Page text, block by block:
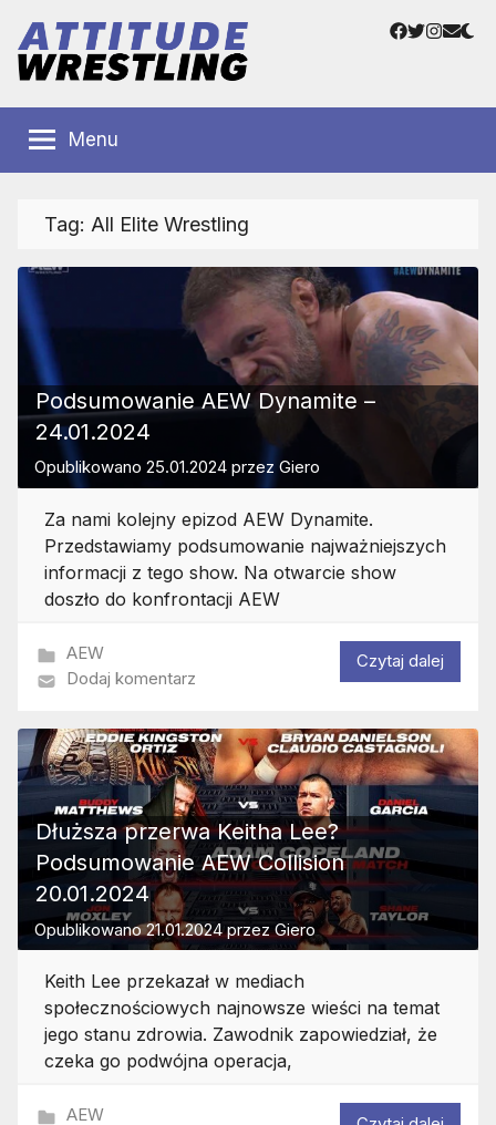
treści
Wrestling
Polska
Wrestlingu
Facebook
Twitter
Menu
Tag: All Elite Wrestling
Podsumowanie AEW Dynamite –
24.01.2024
Opublikowano 25.01.2024 przez Giero
Za nami kolejny epizod AEW Dynamite.
Przedstawiamy podsumowanie najważniejszych
informacji z tego show. Na otwarcie show
doszło do konfrontacji AEW
AEW
Dodaj komentarz
Czytaj dalej
Dłuższa przerwa Keitha Lee?
Podsumowanie AEW Collision
20.01.2024
Opublikowano21.01.2024przezGiero
Keith Lee przekazał w mediach
społecznościowych najnowsze wieści na temat
jego stanu zdrowia. Zawodnik zapowiedział, że
czeka go podwójna operacja,
AEW